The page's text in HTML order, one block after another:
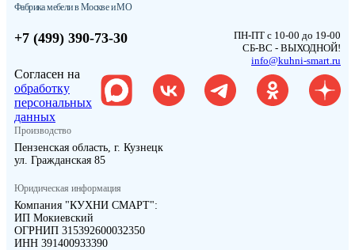
Фабрика мебели в Москве и МО
+7 (499) 390-73-30
ПН-ПТ с 10-00 до 19-00
СБ-ВС - ВЫХОДНОЙ!
info@kuhni-smart.ru
Согласен на
обработку
персональных
данных
Производство
Пензенская область, г. Кузнецк
ул. Гражданская 85
Юридическая информация
Компания "КУХНИ СМАРТ":
ИП Мокиевский
ОГРНИП 315392600032350
ИНН 391400933390